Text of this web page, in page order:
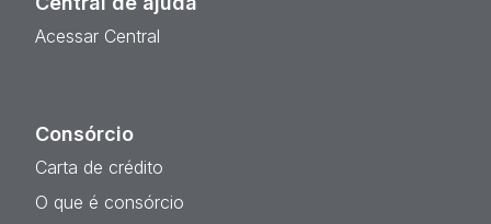
Acessar Central
Consórcio
Carta de crédito
O que é consórcio